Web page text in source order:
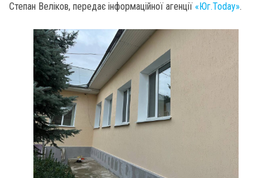
Степан Веліков, передає інформаційної агенції «Юг.Today».